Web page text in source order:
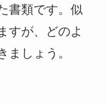
書類です。似
すが、どのよ
ましょう。